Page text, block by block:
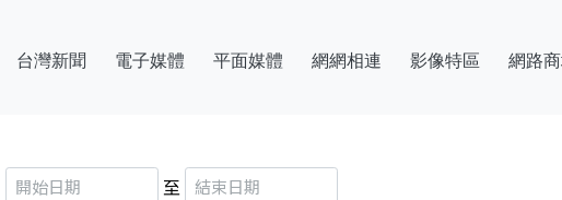
台灣新聞 電子媒體 平面媒體 網網相連 影像特區 網路
至